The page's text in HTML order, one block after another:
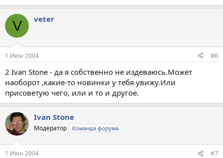
V veter
1 Июн 2004 #6
2 Ivan Stone - да я собственно не издеваюсь.Может
наоборот ,какие-то новинки у тебя увижу.Или
присоветую чего, или и то и другое.
Ivan Stone
Модератор Команда форума
1 Июн 2004 #7